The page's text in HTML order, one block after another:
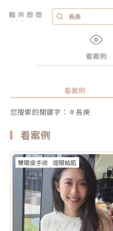
看案例
看案例
您搜索的關鍵字：＃長庚
看案例
雙眼皮手術 提眼瞼肌